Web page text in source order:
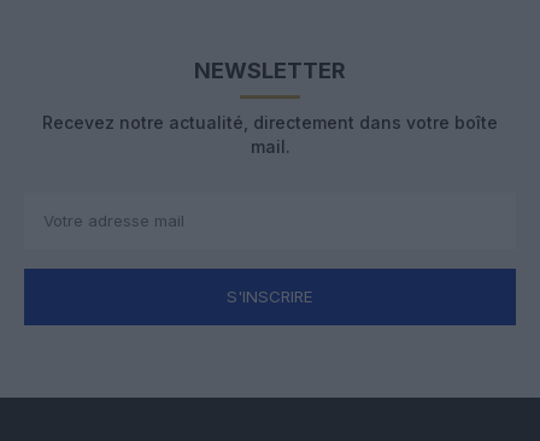
NEWSLETTER
Recevez notre actualité, directement dans votre boîte
mail.
S'INSCRIRE